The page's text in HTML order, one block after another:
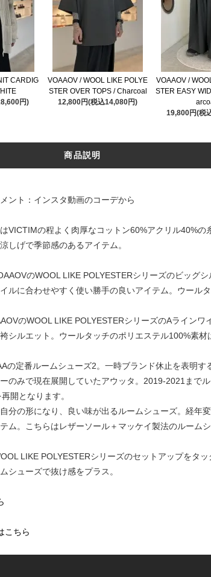
CARDIG
円)
VOAAOV / WOOL LIKE POLYE
STER OVER TOPS / Charcoal
12,800円(税込14,080円)
VOAAOV /
STER EASY
19,800円(税
商品説明
ント：インスタ動画のコーデから
はVICTIMの程よく肉厚なコットン60%アクリル40%
しげで季節感のあるアイテム。
のWOOL LIKE POLYESTERシリーズのビッグ
ルに合わせやすく使い勝手の良いアイテム。ウール
のWOOL LIKE POLYESTERシリーズのAライン
シルエット。ウールタッチのポリエステル100%素材
の定番ルームシューズ2。一時ブランド休止を表明
のみで現在展開していたアウッタ。2019-2021まで
開となります。
分の形になり、良い味が出るルームシューズ。経年
ム。こちらはレザーソール＋マッケイ製法のルーム
LIKE POLYESTERシリーズのセットアップを
シューズで抜け感をプラス。
こちら